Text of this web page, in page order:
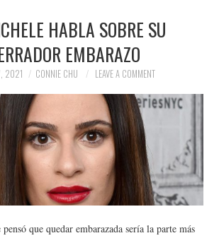
HABLA SOBRE SU
EMBARAZO
2021 CONNIE CHU LEAVE A COMMENT
que quedar embarazada sería la parte más